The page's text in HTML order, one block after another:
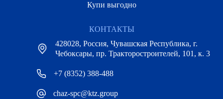
Купи выгодно
КОНТАКТЫ
428028, Россия, Чувашская Республика, г.
Чебоксары, пр. Тракторостроителей, 101, к. 3
+7 (8352) 388-488
chaz-spc@ktz.group